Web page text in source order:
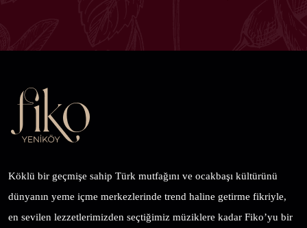
Köklü bir geçmişe sahip Türk mutfağını ve ocakbaşı kültürünü
dünyanın yeme içme merkezlerinde trend haline getirme fikriyle,
en sevilen lezzetlerimizden seçtiğimiz müziklere kadar Fiko’yu bir